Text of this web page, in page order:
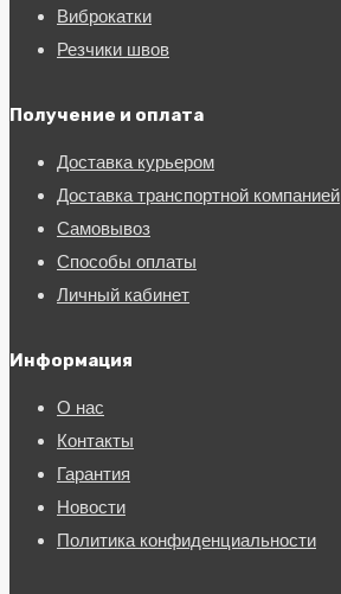
Виброкатки
Резчики швов
Получение и оплата
Доставка курьером
Доставка транспортной компанией
Самовывоз
Способы оплаты
Личный кабинет
Информация
О нас
Контакты
Гарантия
Новости
Политика конфиденциальности